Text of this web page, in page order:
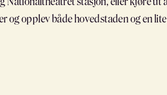
og opplev både hovedstaden og en